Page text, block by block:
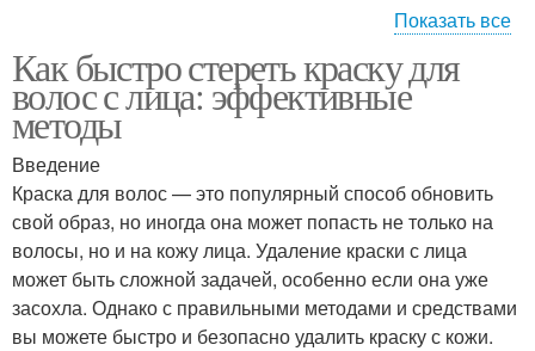
Вод для удаления
Показать все
Как быстро стереть краску для
волос с лица: эффективные
методы
Введение
Краска для волос — это популярный способ обновить
свой образ, но иногда она может попасть не только на
волосы, но и на кожу лица. Удаление краски с лица
может быть сложной задачей, особенно если она уже
засохла. Однако с правильными методами и средствами
вы можете быстро и безопасно удалить краску с кожи.